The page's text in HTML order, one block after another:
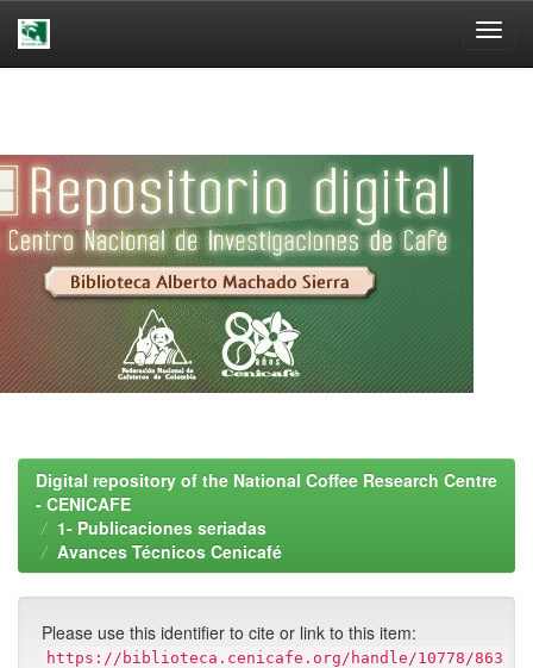
Digital repository of the National Coffee Research Centre
- CENICAFE
1- Publicaciones seriadas
Avances Técnicos Cenicafé
Please use this identifier to cite or link to this item:
https://biblioteca.cenicafe.org/handle/10778/863